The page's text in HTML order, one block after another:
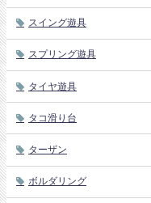
スイング遊具
スプリング遊具
タイヤ遊具
タコ滑り台
ターザン
ボルダリング